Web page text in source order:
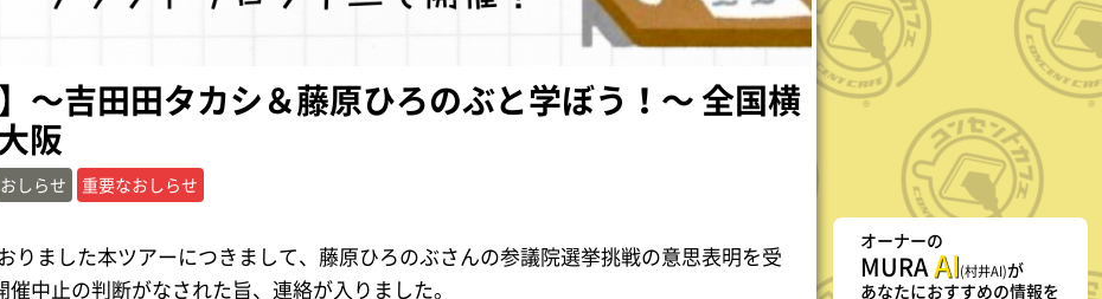
〜吉田田タカシ＆藤原ひろのぶと学ぼう！〜 全国横
阪
おしらせ 重要なおしらせ
りました本ツアーにつきまして、藤原ひろのぶさんの参議院選挙挑戦の意思表明を受
催中止の判断がなされた旨、連絡が入りました。
オーナーの
MURAAI(村井AI)が
あなたにおすすめの情報を